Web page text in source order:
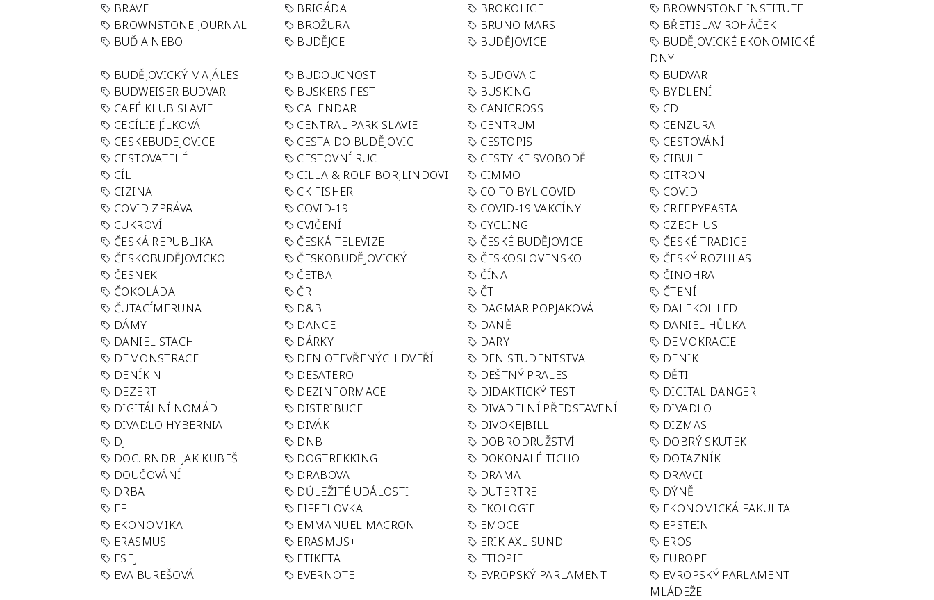
BRAVE
BRIGÁDA BROKOLICE
BROWNSTONE INSTITUTE
BROWNSTONE JOURNAL
BROŽURA BRUNO MARS
BŘETISLAV ROHÁČEK
BUĎ A NEBO
BUDĚJCE BUDĚJOVICE
BUDĚJOVICKÉ EKONOMICKÉ
DNY
BUDĚJOVICKÝ MAJÁLES
BUDOUCNOST BUDOVA C
BUDVAR
BUDWEISER BUDVAR
BUSKERS FEST BUSKING
BYDLENÍ
CAFÉ KLUB SLAVIE
CALENDAR CANICROSS
CD
CECÍLIE JÍLKOVÁ
CENTRAL PARK SLAVIE CENTRUM
CENZURA
CESKEBUDEJOVICE
CESTA DO BUDĚJOVIC CESTOPIS
CESTOVÁNÍ
CESTOVATELÉ
CESTOVNÍ RUCH CESTY KE SVOBODĚ
CIBULE
CÍL
CILLA & ROLF BÖRJLINDOVI CIMMO
CITRON
CIZINA
CK FISHER CO TO BYL COVID
COVID
COVID ZPRÁVA
COVID-19 COVID-19 VAKCÍNY
CREEPYPASTA
CUKROVÍ
CVIČENÍ CYCLING
CZECH-US
ČESKÁ REPUBLIKA
ČESKÁ TELEVIZE ČESKÉ BUDĚJOVICE
ČESKÉ TRADICE
ČESKOBUDĚJOVICKO
ČESKOBUDĚJOVICKÝ ČESKOSLOVENSKO
ČESKÝ ROZHLAS
ČESNEK
ČETBA ČÍNA
ČINOHRA
ČOKOLÁDA
ČR ČT
ČTENÍ
ČUTACÍMERUNA
D&B DAGMAR POPJAKOVÁ
DALEKOHLED
DÁMY
DANCE DANĚ
DANIEL HŮLKA
DANIEL STACH
DÁRKY DARY
DEMOKRACIE
DEMONSTRACE
DEN OTEVŘENÝCH DVEŘÍ DEN STUDENTSTVA
DENIK
DENÍK N
DESATERO DEŠTNÝ PRALES
DĚTI
DEZERT
DEZINFORMACE DIDAKTICKÝ TEST
DIGITAL DANGER
DIGITÁLNÍ NOMÁD
DISTRIBUCE DIVADELNÍ PŘEDSTAVENÍ
DIVADLO
DIVADLO HYBERNIA
DIVÁK DIVOKEJBILL
DIZMAS
DJ
DNB DOBRODRUŽSTVÍ
DOBRÝ SKUTEK
DOC. RNDR. JAK KUBEŠ
DOGTREKKING DOKONALÉ TICHO
DOTAZNÍK
DOUČOVÁNÍ
DRABOVA DRAMA
DRAVCI
DRBA
DŮLEŽITÉ UDÁLOSTI DUTERTRE
DÝNĚ
EF
EIFFELOVKA EKOLOGIE
EKONOMICKÁ FAKULTA
EKONOMIKA
EMMANUEL MACRON EMOCE
EPSTEIN
ERASMUS
ERASMUS+ ERIK AXL SUND
EROS
ESEJ
ETIKETA ETIOPIE
EUROPE
EVA BUREŠOVÁ
EVERNOTE EVROPSKÝ PARLAMENT
EVROPSKÝ PARLAMENT
MLÁDEŽE